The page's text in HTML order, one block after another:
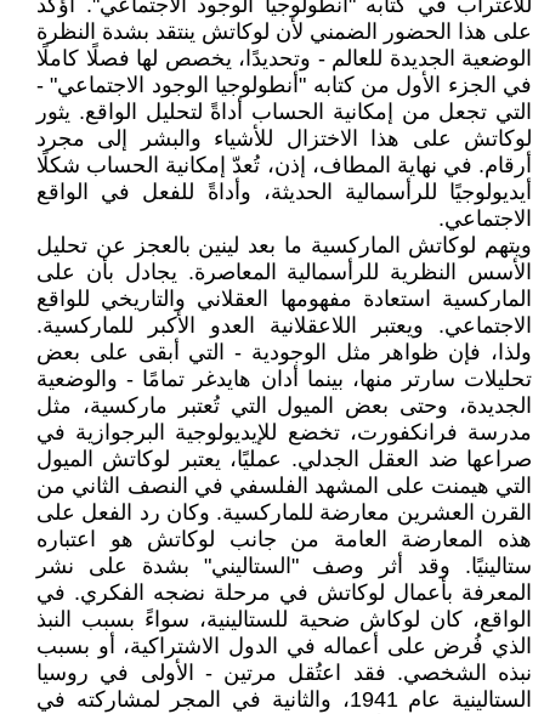
للاغتراب في كتابه "أنطولوجيا الوجود الاجتماعي". أؤكد
على هذا الحضور الضمني لأن لوكاتش ينتقد بشدة النظرة
الوضعية الجديدة للعالم - وتحديدًا، يخصص لها فصلًا كاملًا
في الجزء الأول من كتابه "أنطولوجيا الوجود الاجتماعي" -
التي تجعل من إمكانية الحساب أداةً لتحليل الواقع. يثور
لوكاتش على هذا الاختزال للأشياء والبشر إلى مجرد
أرقام. في نهاية المطاف، إذن، تُعدّ إمكانية الحساب شكلًا
أيديولوجيًا للرأسمالية الحديثة، وأداةً للفعل في الواقع
الاجتماعي.
ويتهم لوكاتش الماركسية ما بعد لينين بالعجز عن تحليل
الأسس النظرية للرأسمالية المعاصرة. يجادل بأن على
الماركسية استعادة مفهومها العقلاني والتاريخي للواقع
الاجتماعي. ويعتبر اللاعقلانية العدو الأكبر للماركسية.
ولذا، فإن ظواهر مثل الوجودية - التي أبقى على بعض
تحليلات سارتر منها، بينما أدان هايدغر تمامًا - والوضعية
الجديدة، وحتى بعض الميول التي تُعتبر ماركسية، مثل
مدرسة فرانكفورت، تخضع للإيديولوجية البرجوازية في
صراعها ضد العقل الجدلي. عمليًا، يعتبر لوكاتش الميول
التي هيمنت على المشهد الفلسفي في النصف الثاني من
القرن العشرين معارضة للماركسية. وكان رد الفعل على
هذه المعارضة العامة من جانب لوكاتش هو اعتباره
ستالينيًا. وقد أثر وصف "الستاليني" بشدة على نشر
المعرفة بأعمال لوكاتش في مرحلة نضجه الفكري. في
الواقع، كان لوكاش ضحية للستالينية، سواءً بسبب النبذ
الذي فُرض على أعماله في الدول الاشتراكية، أو بسبب
نبذه الشخصي. فقد اعتُقل مرتين - الأولى في روسيا
الستالينية عام 1941، والثانية في المجر لمشاركته في